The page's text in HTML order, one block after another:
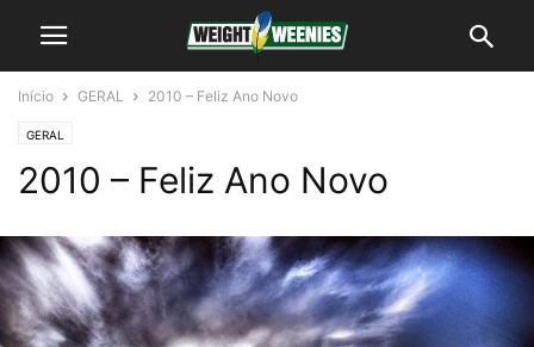
Início GERAL 2010 – Feliz Ano Novo
GERAL
2010 – Feliz Ano Novo